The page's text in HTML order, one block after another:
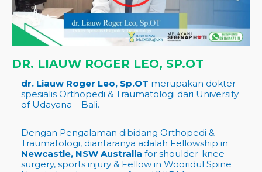
DR. LIAUW ROGER LEO, SP.OT
dr. Liauw Roger Leo, Sp.OT merupakan dokter
spesialis Orthopedi & Traumatologi dari University
of Udayana – Bali.
Dengan Pengalaman dibidang Orthopedi &
Traumatologi, diantaranya adalah Fellowship in
Newcastle, NSW Australia for shoulder-knee
surgery, sports injury & Fellow in Wooridul Spine